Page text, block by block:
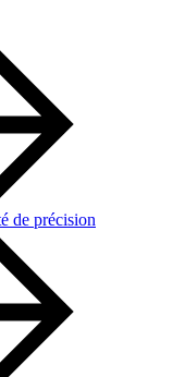
de précision